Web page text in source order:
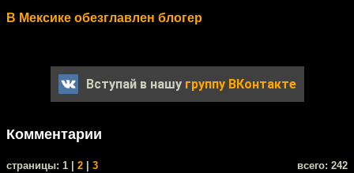
В Мексике обезглавлен блогер
Вступай в нашу группу ВКонтакте
Комментарии
cтраницы: 1 | 2 3 всего: 242